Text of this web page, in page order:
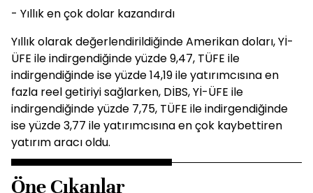
- Yıllık en çok dolar kazandırdı
Yıllık olarak değerlendirildiğinde Amerikan doları, Yİ-
ÜFE ile indirgendiğinde yüzde 9,47, TÜFE ile
indirgendiğinde ise yüzde 14,19 ile yatırımcısına en
fazla reel getiriyi sağlarken, DİBS, Yİ-ÜFE ile
indirgendiğinde yüzde 7,75, TÜFE ile indirgendiğinde
ise yüzde 3,77 ile yatırımcısına en çok kaybettiren
yatırım aracı oldu.
Öne Çıkanlar